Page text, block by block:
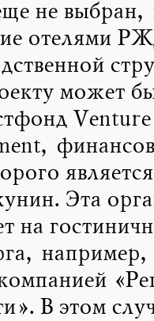
не выбран,
отелями
может
Эта
на
например,
В этом